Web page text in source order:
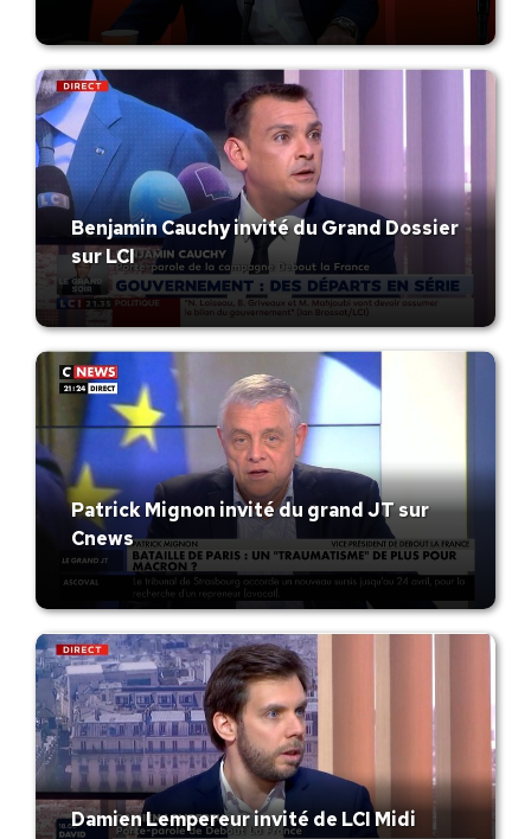
Benjamin Cauchy invité du Grand Dossier
sur LCI
Patrick Mignon invité du grand JT sur
Cnews
Damien Lempereur invité de LCI Midi